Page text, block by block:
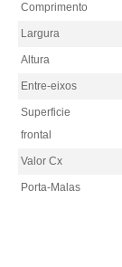
Comprimento
Largura
Altura
Entre-eixos
Superficie
frontal
Valor Cx
Porta-Malas